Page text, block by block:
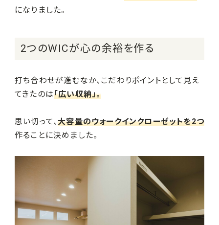
になりました。
2つのWICが心の余裕を作る
打ち合わせが進むなか、こだわりポイントとして見え
てきたのは「広い収納」。
思い切って、大容量のウォークインクローゼットを2つ
作ることに決めました。